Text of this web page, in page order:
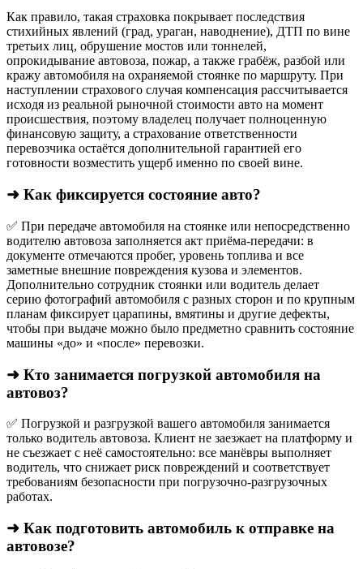
Как правило, такая страховка покрывает последствия
стихийных явлений (град, ураган, наводнение), ДТП по вине
третьих лиц, обрушение мостов или тоннелей,
опрокидывание автовоза, пожар, а также грабёж, разбой или
кражу автомобиля на охраняемой стоянке по маршруту. При
наступлении страхового случая компенсация рассчитывается
исходя из реальной рыночной стоимости авто на момент
происшествия, поэтому владелец получает полноценную
финансовую защиту, а страхование ответственности
перевозчика остаётся дополнительной гарантией его
готовности возместить ущерб именно по своей вине.
➜ Как фиксируется состояние авто?
✅ При передаче автомобиля на стоянке или непосредственно
водителю автовоза заполняется акт приёма-передачи: в
документе отмечаются пробег, уровень топлива и все
заметные внешние повреждения кузова и элементов.
Дополнительно сотрудник стоянки или водитель делает
серию фотографий автомобиля с разных сторон и по крупным
планам фиксирует царапины, вмятины и другие дефекты,
чтобы при выдаче можно было предметно сравнить состояние
машины «до» и «после» перевозки.
➜ Кто занимается погрузкой автомобиля на
автовоз?
✅ Погрузкой и разгрузкой вашего автомобиля занимается
только водитель автовоза. Клиент не заезжает на платформу и
не съезжает с неё самостоятельно: все манёвры выполняет
водитель, что снижает риск повреждений и соответствует
требованиям безопасности при погрузочно-разгрузочных
работах.
➜ Как подготовить автомобиль к отправке на
автовозе?